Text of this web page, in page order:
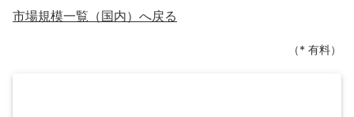
市場規模一覧（国内）へ戻る
（* 有料）